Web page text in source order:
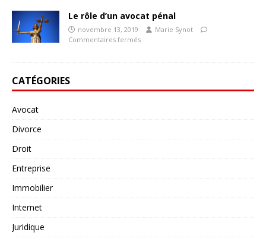
Le rôle d’un avocat pénal
novembre 13, 2019
Marie Synot
Commentaires fermés
CATÉGORIES
Avocat
Divorce
Droit
Entreprise
Immobilier
Internet
Juridique